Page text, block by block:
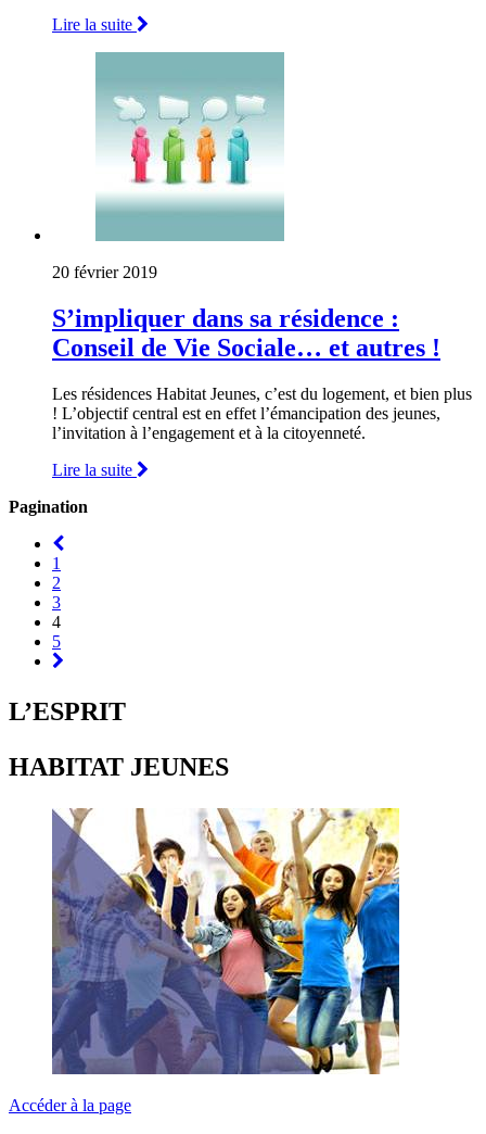
Lire la suite
20 février 2019
S’impliquer dans sa résidence :
Conseil de Vie Sociale… et autres !
Les résidences Habitat Jeunes, c’est du logement, et bien plus
! L’objectif central est en effet l’émancipation des jeunes,
l’invitation à l’engagement et à la citoyenneté.
Lire la suite
Pagination
1
2
3
4
5
L’ESPRIT
HABITAT JEUNES
Accéder à la page